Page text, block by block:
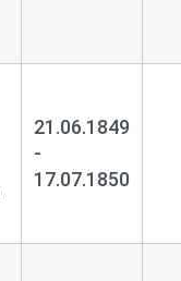
21.06.1849
-
17.07.1850